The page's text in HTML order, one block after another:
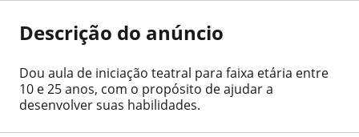
Descrição do anúncio
Dou aula de iniciação teatral para faixa etária entre
10 e 25 anos, com o propósito de ajudar a
desenvolver suas habilidades.